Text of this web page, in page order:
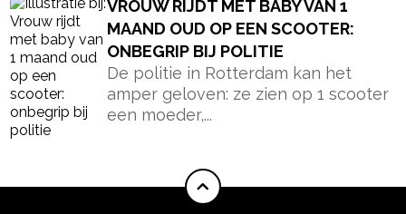
VROUW RIJDT MET BABY VAN 1
MAAND OUD OP EEN SCOOTER:
ONBEGRIP BIJ POLITIE
De politie in Rotterdam kan het
amper geloven: ze zien op 1 scooter
een moeder,...